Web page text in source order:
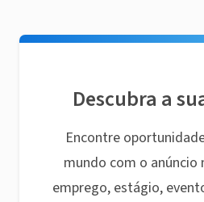
Descubra a
Encontre
mundo com o anúncio
emprego, estágio,